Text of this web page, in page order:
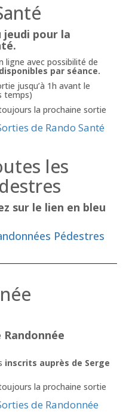
jeudi pour la
ligne avec possibilité de
par séance.
jusqu’à 1h avant le
temps)
la prochaine sortie
de Rando Santé
les
sur le lien en bleu
Pédestres
inscrits auprès de Serge
la prochaine sortie
de Randonnée